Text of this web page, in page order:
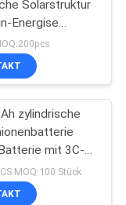
Solarstruktur
Energise
32700 der
zylindrische
mit 3C-
MOQ:100 Stück